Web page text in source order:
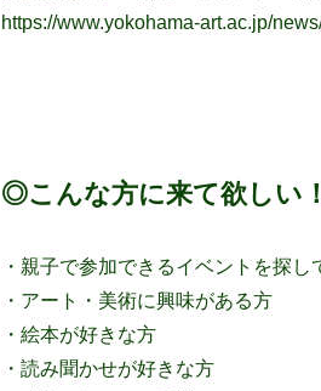
https://www.yokohama-art.ac.jp/
◎こんな方に来て欲しい！
・親子で参加できるイベントを探し
・アート・美術に興味がある方
・絵本が好きな方
・読み聞かせが好きな方